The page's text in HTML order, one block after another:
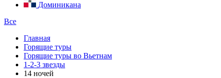
Доминикана
Все
Главная
Горящие туры
Горящие туры во Вьетнам
1-2-3 звезды
14 ночей